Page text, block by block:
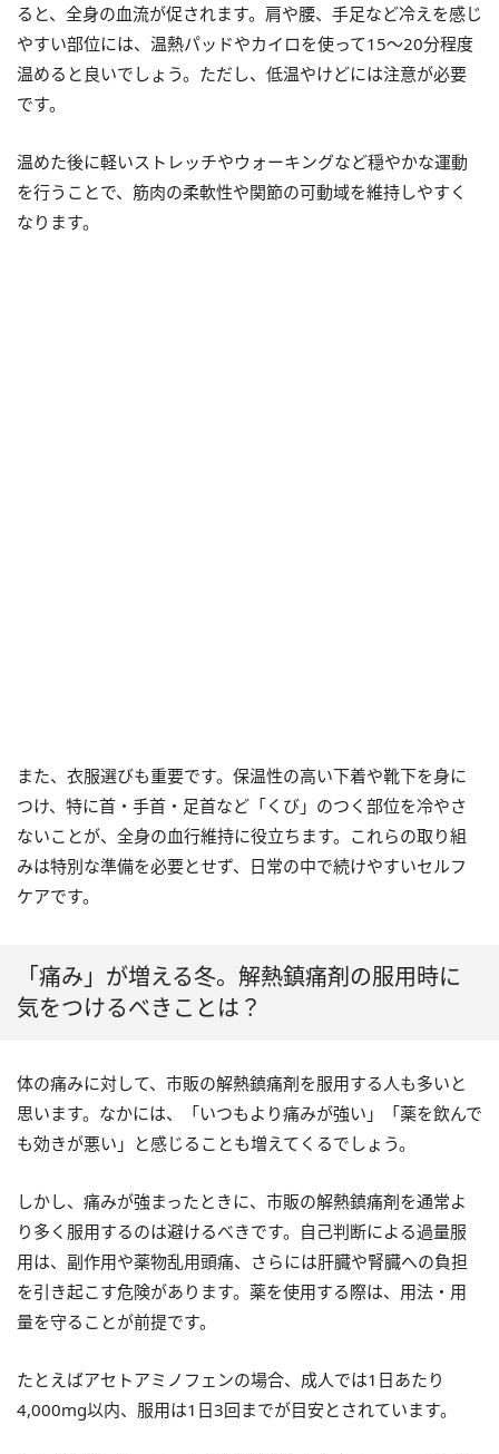
ると、全身の血流が促されます。肩や腰、手足など冷えを感じ
やすい部位には、温熱パッドやカイロを使って15〜20分程度
温めると良いでしょう。ただし、低温やけどには注意が必要
です。
温めた後に軽いストレッチやウォーキングなど穏やかな運動
を行うことで、筋肉の柔軟性や関節の可動域を維持しやすく
なります。
また、衣服選びも重要です。保温性の高い下着や靴下を身に
つけ、特に首・手首・足首など「くび」のつく部位を冷やさ
ないことが、全身の血行維持に役立ちます。これらの取り組
みは特別な準備を必要とせず、日常の中で続けやすいセルフ
ケアです。
「痛み」が増える冬。解熱鎮痛剤の服用時に
気をつけるべきことは？
体の痛みに対して、市販の解熱鎮痛剤を服用する人も多いと
思います。なかには、「いつもより痛みが強い」「薬を飲んで
も効きが悪い」と感じることも増えてくるでしょう。
しかし、痛みが強まったときに、市販の解熱鎮痛剤を通常よ
り多く服用するのは避けるべきです。自己判断による過量服
用は、副作用や薬物乱用頭痛、さらには肝臓や腎臓への負担
を引き起こす危険があります。薬を使用する際は、用法・用
量を守ることが前提です。
たとえばアセトアミノフェンの場合、成人では1日あたり
4,000mg以内、服用は1日3回までが目安とされています。